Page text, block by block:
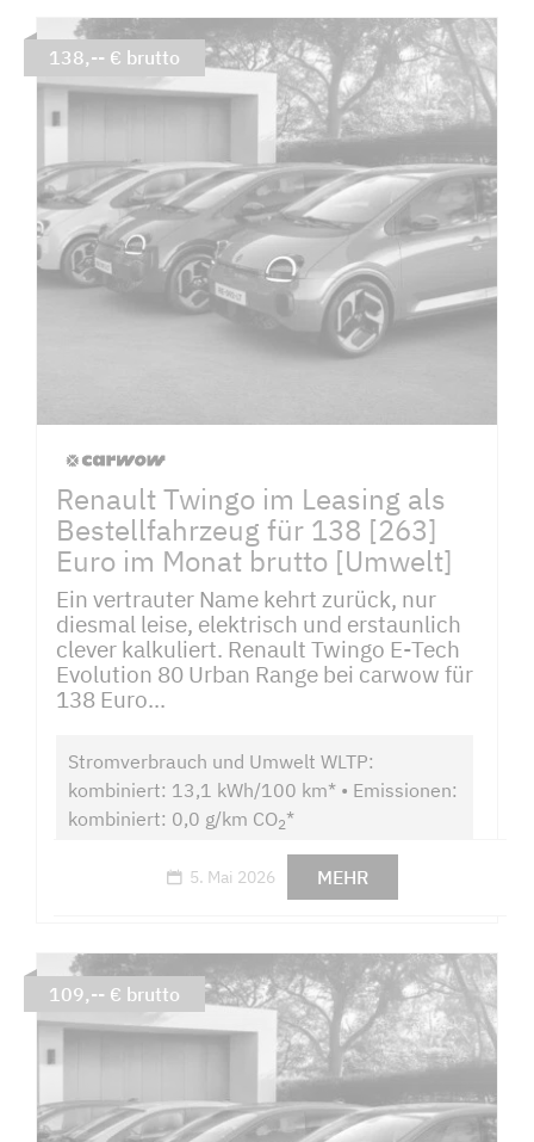
Renault Twingo im Leasing als
Bestellfahrzeug für 138 [263]
Euro im Monat brutto [Umwelt]
Ein vertrauter Name kehrt zurück, nur
diesmal leise, elektrisch und erstaunlich
clever kalkuliert. Renault Twingo E-Tech
Evolution 80 Urban Range bei carwow für
138 Euro...
Stromverbrauch und Umwelt WLTP:
kombiniert: 13,1 kWh/100 km* • Emissionen:
kombiniert: 0,0 g/km CO2*
5. Mai 2026 MEHR
138,-- € brutto
109,-- € brutto